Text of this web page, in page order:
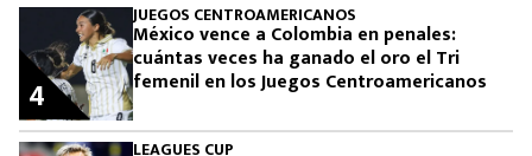
JUEGOS CENTROAMERICANOS
México vence a Colombia en penales:
cuántas veces ha ganado el oro el Tri
femenil en los Juegos Centroamericanos
4
LEAGUES CUP